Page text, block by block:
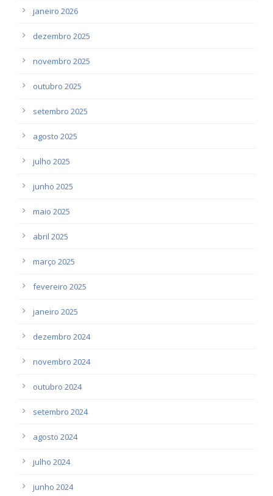
janeiro 2026
dezembro 2025
novembro 2025
outubro 2025
setembro 2025
agosto 2025
julho 2025
junho 2025
maio 2025
abril 2025
março 2025
fevereiro 2025
janeiro 2025
dezembro 2024
novembro 2024
outubro 2024
setembro 2024
agosto 2024
julho 2024
junho 2024